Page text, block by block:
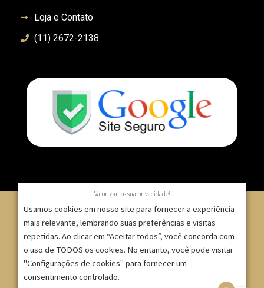
Loja e Contato
(11) 2672-2138
© 2007 – 2025 – ImpressionModaFesta | Rua Serra de
Japi, 1332 – Tatuapé – São Paulo/SP – CNPJ:
09.271.257/0001-52 |
Valorizamos sua privacidade!
Usamos cookies em nosso site para fornecer a experiência
mais relevante, lembrando suas preferências e visitas
repetidas. Ao clicar em “Aceitar todos”, você concorda com
o uso de TODOS os cookies. No entanto, você pode visitar
"Configurações de cookies" para fornecer um
consentimento controlado.